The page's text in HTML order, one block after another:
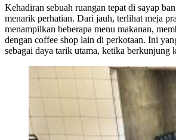
Kehadiran sebuah ruangan tepat di sayap
menarik perhatian. Dari jauh, terlihat meja
menampilkan beberapa menu makanan,
dengan coffee shop lain di perkotaan. Ini
sebagai daya tarik utama, ketika berkunjung